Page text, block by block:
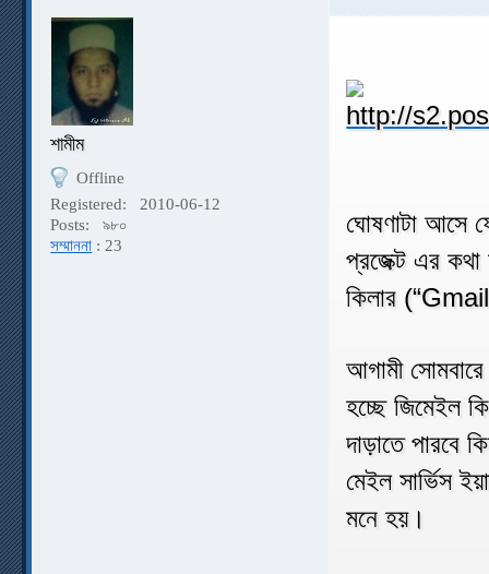
শামীম
Offline
Registered:
2010-06-12
Posts:
৯৮০
সম্মাননা : 23
ঘোষণাটা আসে
প্রজেক্ট এর কথা
কিলার
আগামী
হচ্ছে জিমেইল
দাড়াতে পারবে
মেইল সার্ভিস
মনে হয়।